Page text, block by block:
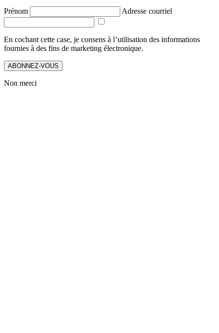
Prénom Adresse courriel
En cochant cette case, je consens à l’utilisation des informations
fournies à des fins de marketing électronique.
ABONNEZ-VOUS
Non merci